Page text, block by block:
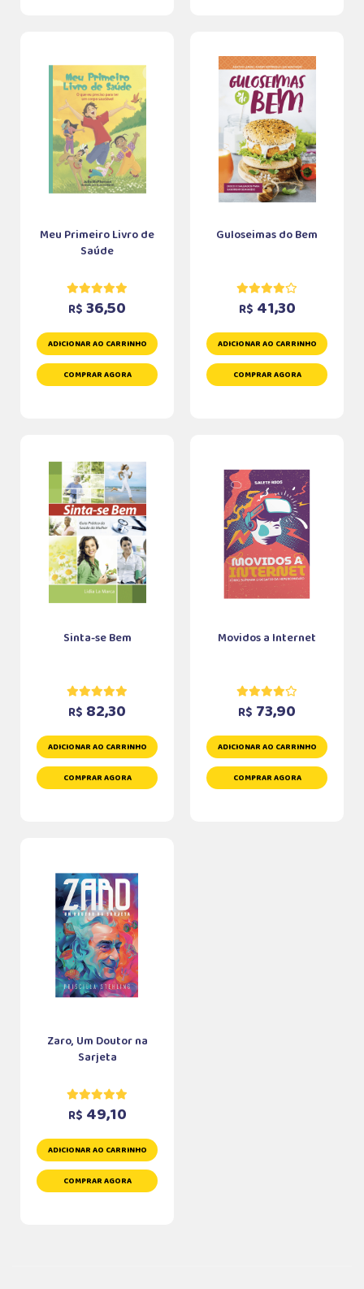
Meu Primeiro Livro de
Saúde
R$ 36,50
ADICIONAR AO CARRINHO
COMPRAR AGORA
Guloseimas do Bem
R$ 41,30
ADICIONAR AO CARRINHO
COMPRAR AGORA
Sinta-se Bem
R$ 82,30
ADICIONAR AO CARRINHO
COMPRAR AGORA
Movidos a Internet
R$ 73,90
ADICIONAR AO CARRINHO
COMPRAR AGORA
Zaro, Um Doutor na
Sarjeta
R$ 49,10
ADICIONAR AO CARRINHO
COMPRAR AGORA